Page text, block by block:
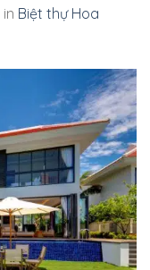
in Biệt thự Hoa